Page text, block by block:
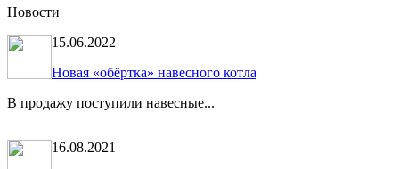
Новости
15.06.2022
Новая «обёртка» навесного котла
В продажу поступили навесные...
16.08.2021